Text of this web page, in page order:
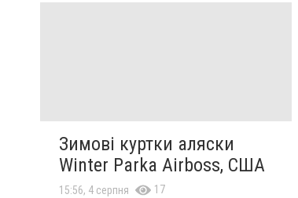
Зимові куртки аляски
Winter Parka Airboss, США
15:56, 4 серпня 17